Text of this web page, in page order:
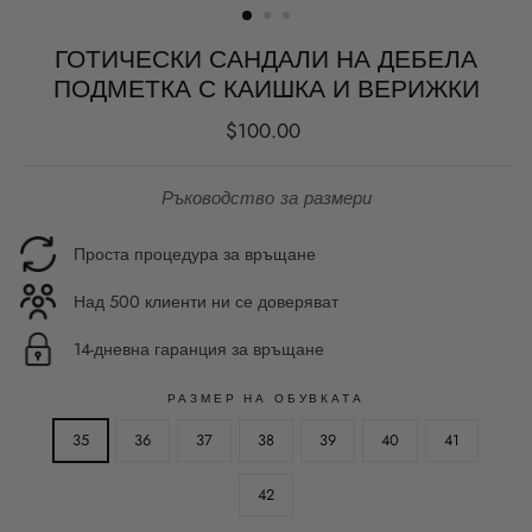
ГОТИЧЕСКИ САНДАЛИ НА ДЕБЕЛА
ПОДМЕТКА С КАИШКА И ВЕРИЖКИ
Редовна
$100.00
Ръководство за размери
Проста процедура за връщане
Над 500 клиенти ни се доверяват
14-дневна гаранция за връщане
РАЗМЕР НА ОБУВКАТА
35 36 37 38 39 40 41
42